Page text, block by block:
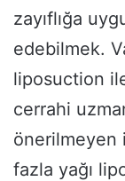
zayıflığa
edebilmek.
liposuction
cerrahi
önerilmeyen
fazla yağı